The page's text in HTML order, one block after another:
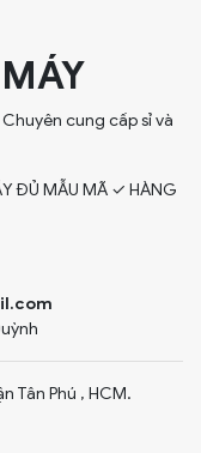
cung cấp sỉ và
ĐỦ MẪU MÃ ✓ HÀNG
Tân Phú , HCM.